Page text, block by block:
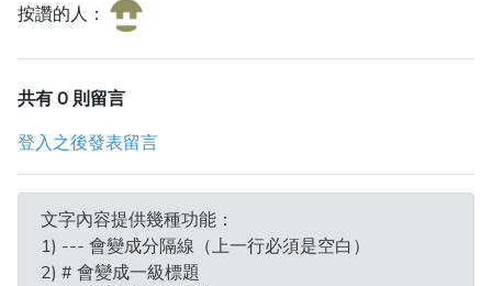
按讚的人：
共有 0 則留言
登入之後發表留言
文字內容提供幾種功能：
1) --- 會變成分隔線（上一行必須是空白）
2) # 會變成一級標題